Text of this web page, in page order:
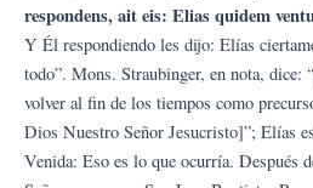
respondens, ait eis: Elias quidem
Y Él respondiendo les dijo: Elías
todo”. Mons. Straubinger, en nota, dice:
volver al fin de los tiempos como
Dios Nuestro Señor Jesucristo]”; Elías
Venida: Eso es lo que ocurría. Después